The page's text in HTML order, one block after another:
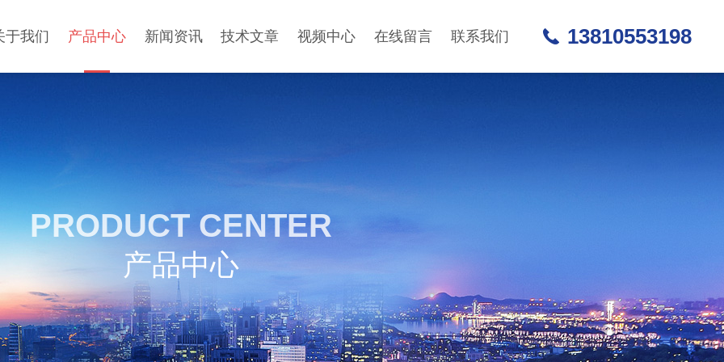
于我们 产品中心 新闻资讯 技术文章 视频中心 在线留言 联系我们 13810553198
PRODUCT CENTER
产品中心